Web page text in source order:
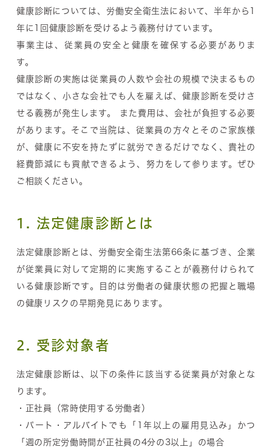
健康診断については、労働安全衛生法において、半年から1
年に1回健康診断を受けるよう義務付けています。
事業主は、従業員の安全と健康を確保する必要がありま
す。
健康診断の実施は従業員の人数や会社の規模で決まるもの
ではなく、小さな会社でも人を雇えば、健康診断を受けさ
せる義務が発生します。 また費用は、会社が負担する必要
があります。そこで当院は、従業員の方々とそのご家族様
が、健康に不安を持たずに就労できるだけでなく、貴社の
経費節減にも貢献できるよう、努力をして参ります。ぜひ
ご相談ください。
1. 法定健康診断とは
法定健康診断とは、労働安全衛生法第66条に基づき、企業
が従業員に対して定期的に実施することが義務付けられて
いる健康診断です。目的は労働者の健康状態の把握と職場
の健康リスクの早期発見にあります。
2. 受診対象者
法定健康診断は、以下の条件に該当する従業員が対象とな
ります。
・正社員（常時使用する労働者）
・パート・アルバイトでも「1年以上の雇用見込み」かつ
「週の所定労働時間が正社員の4分の3以上」の場合